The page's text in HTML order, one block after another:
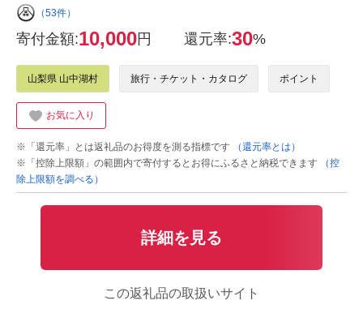
（53件）
寄付金額:10,000円 還元率:30%
山梨県 山中湖村 旅行・チケット・カタログ ポイント
お気に入り
※「還元率」とは返礼品のお得度を測る指標です
（還元率とは）
※「控除上限額」の範囲内で寄付するとお得にふるさと納税できます
（控
除上限額を調べる）
詳細を見る
この返礼品の取扱いサイト